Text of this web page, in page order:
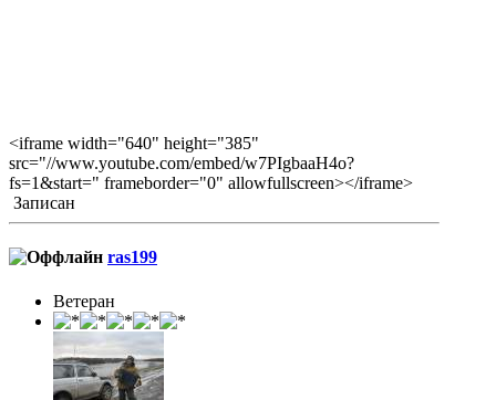
<iframe width="640" height="385"
src="//www.youtube.com/embed/w7PIgbaaH4o?
fs=1&start=" frameborder="0" allowfullscreen></iframe>
Записан
ras199
Ветеран